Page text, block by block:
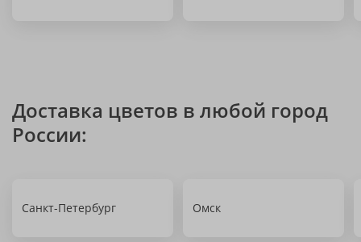
Доставка цветов в любой город
России:
Санкт-Петербург Омск